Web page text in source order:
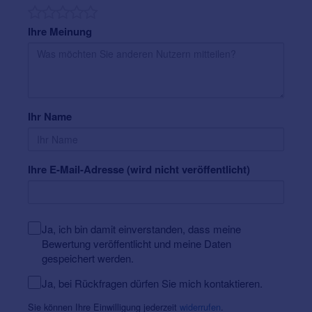
widerstandsfähig gegen das Eindringen von Staub und
Ihre Meinung
Ihr Name
Ihre E-Mail-Adresse (wird nicht veröffentlicht)
Ja, ich bin damit einverstanden, dass meine
Bewertung veröffentlicht und meine Daten
gespeichert werden.
Ja, bei Rückfragen dürfen Sie mich kontaktieren.
Sie können Ihre Einwilligung jederzeit widerrufen